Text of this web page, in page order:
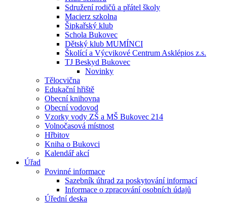
Sdružení rodičů a přátel školy
Macierz szkolna
Šipkařský klub
Schola Bukovec
Dětský klub MUMÍNCI
Školící a Výcvikové Centrum Asklépios z.s.
TJ Beskyd Bukovec
Novinky
Tělocvična
Edukační hřiště
Obecní knihovna
Obecní vodovod
Vzorky vody ZŠ a MŠ Bukovec 214
Volnočasová místnost
Hřbitov
Kniha o Bukovci
Kalendář akcí
Úřad
Povinné informace
Sazebník úhrad za poskytování informací
Informace o zpracování osobních údajů
Úřední deska